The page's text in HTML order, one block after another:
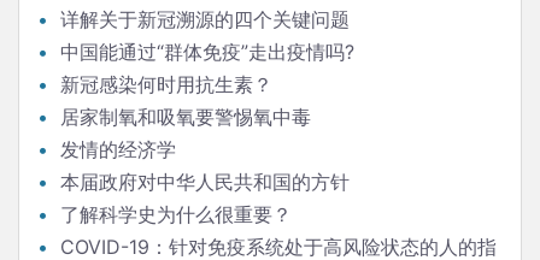
详解关于新冠溯源的四个关键问题
中国能通过“群体免疫”走出疫情吗?
新冠感染何时用抗生素？
居家制氧和吸氧要警惕氧中毒
发情的经济学
本届政府对中华人民共和国的方针
了解科学史为什么很重要？
COVID-19：针对免疫系统处于高风险状态的人的指